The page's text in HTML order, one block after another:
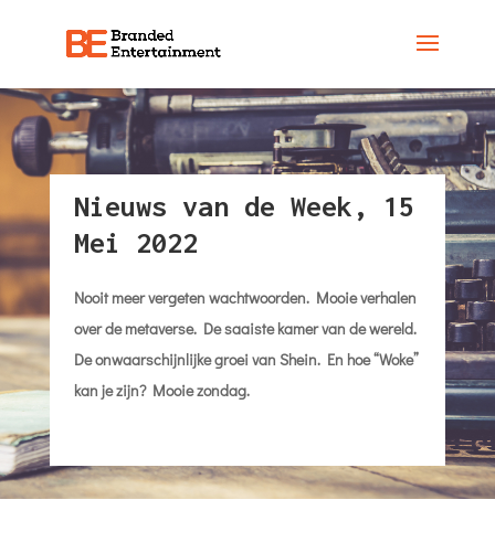
Nieuws van de Week, 15
Mei 2022
Nooit meer vergeten wachtwoorden. Mooie verhalen
over de metaverse. De saaiste kamer van de wereld.
De onwaarschijnlijke groei van Shein. En hoe “Woke”
kan je zijn? Mooie zondag.